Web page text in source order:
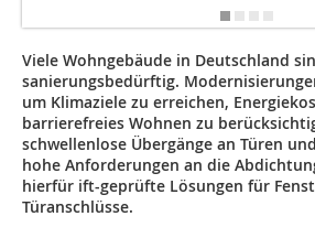
Viele Wohngebäude in Deutschland
sanierungsbedürftig.
um Klimaziele zu erreichen,
barrierefreies Wohnen zu
schwellenlose Übergänge an Türen
hohe Anforderungen an die
hierfür ift-geprüfte Lösungen für
Türanschlüsse.